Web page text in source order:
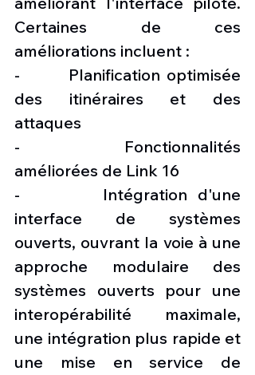
Certaines de ces
améliorations incluent :
-        Planification optimisée
des itinéraires et des
attaques
-        Fonctionnalités
améliorées de Link 16
-        Intégration d'une
interface de systèmes
ouverts, ouvrant la voie à une
approche modulaire des
systèmes ouverts pour une
interopérabilité maximale,
une intégration plus rapide et
une mise en service de